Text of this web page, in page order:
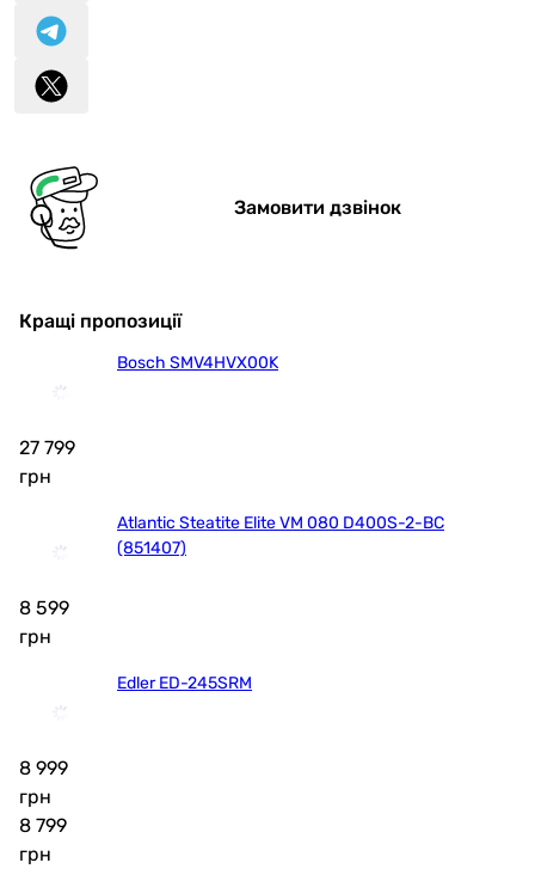
Замовити дзвінок
Кращі пропозиції
Bosch SMV4HVX00K
27 799
грн
Atlantic Steatite Elite VM 080 D400S-2-BC
(851407)
8 599
грн
Edler ED-245SRM
8 999
грн
8 799
грн